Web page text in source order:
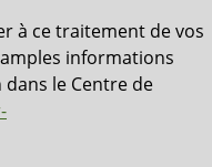
à ce traitement de vos
informations
le Centre de